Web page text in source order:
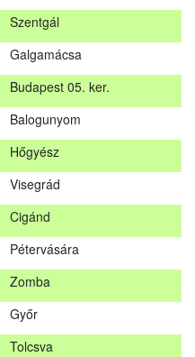
Szentgál
Galgamácsa
Budapest 05. ker.
Balogunyom
Hőgyész
Visegrád
Cigánd
Pétervására
Zomba
Győr
Tolcsva
Tiszanána
Almamellék
Felsőtárkány
Baranyajenő
Arló
Várdomb
Szentgál
Hőgyész